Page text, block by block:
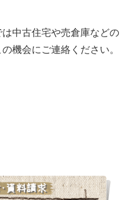
中古住宅や売倉庫などの
機会にご連絡ください。